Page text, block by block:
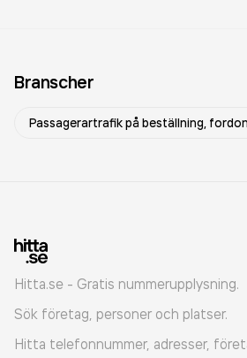
Branscher
Passagerartrafik på beställning,
Hitta.se - Gratis nummerupplysning.
Sök företag, personer och platser.
Hitta telefonnummer, adresser,